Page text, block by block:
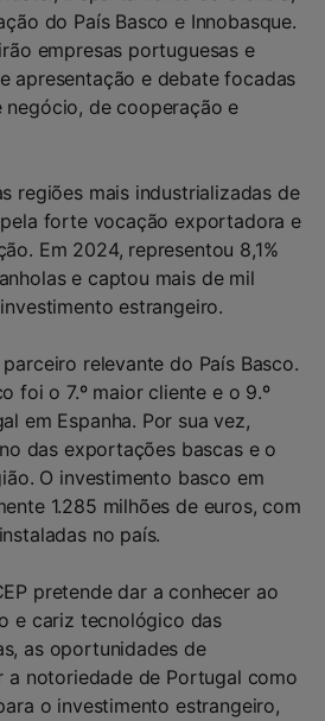
do País Basco e Innobasque.
empresas portuguesas e
apresentação e debate focadas
de cooperação e
regiões mais industrializadas de
forte vocação exportadora e
Em 2024, representou 8,1%
e captou mais de mil
estrangeiro.
relevante do País Basco.
foi o 7.º maior cliente e o 9.º
em Espanha. Por sua vez,
das exportações bascas e o
O investimento basco em
1.285 milhões de euros, com
no país.
pretende dar a conhecer ao
e cariz tecnológico das
as oportunidades de
a notoriedade de Portugal como
o investimento estrangeiro,